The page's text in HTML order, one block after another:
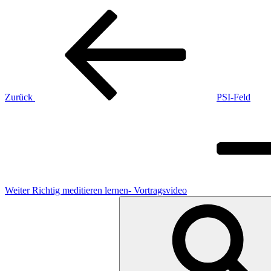
Beitragsnavigation
Zurück
PSI-Feld
Weiter Richtig meditieren lernen- Vortragsvideo